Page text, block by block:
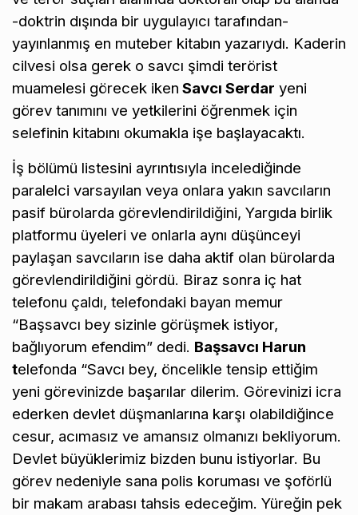
-doktrin dışında bir uygulayıcı tarafından-
yayınlanmış en muteber kitabın yazarıydı. Kaderin
cilvesi olsa gerek o savcı şimdi terörist
muamelesi görecek iken Savcı Serdar yeni
görev tanımını ve yetkilerini öğrenmek için
selefinin kitabını okumakla işe başlayacaktı.
İş bölümü listesini ayrıntısıyla incelediğinde
paralelci varsayılan veya onlara yakın savcıların
pasif bürolarda görevlendirildiğini, Yargıda birlik
platformu üyeleri ve onlarla aynı düşünceyi
paylaşan savcıların ise daha aktif olan bürolarda
görevlendirildiğini gördü. Biraz sonra iç hat
telefonu çaldı, telefondaki bayan memur
“Başsavcı bey sizinle görüşmek istiyor,
bağlıyorum efendim” dedi. Başsavcı Harun
telefonda “Savcı bey, öncelikle tensip ettiğim
yeni görevinizde başarılar dilerim. Görevinizi icra
ederken devlet düşmanlarına karşı olabildiğince
cesur, acımasız ve amansız olmanızı bekliyorum.
Devlet büyüklerimiz bizden bunu istiyorlar. Bu
görev nedeniyle sana polis koruması ve şoförlü
bir makam arabası tahsis edeceğim. Yüreğin pek